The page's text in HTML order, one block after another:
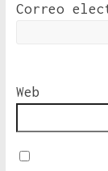
Correo
Web